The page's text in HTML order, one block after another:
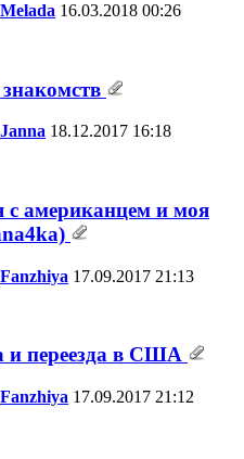
Melada 16.03.2018 00:26
Janna 18.12.2017 16:18
с американцем и моя
Fanzhiya 17.09.2017 21:13
и переезда в США
Fanzhiya 17.09.2017 21:12